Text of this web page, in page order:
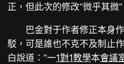
正，但此次的修改“微乎其微
巴金對于作者修正本身
駁，可是誰也不克不及制止
白說道：“一1對1教學本會議